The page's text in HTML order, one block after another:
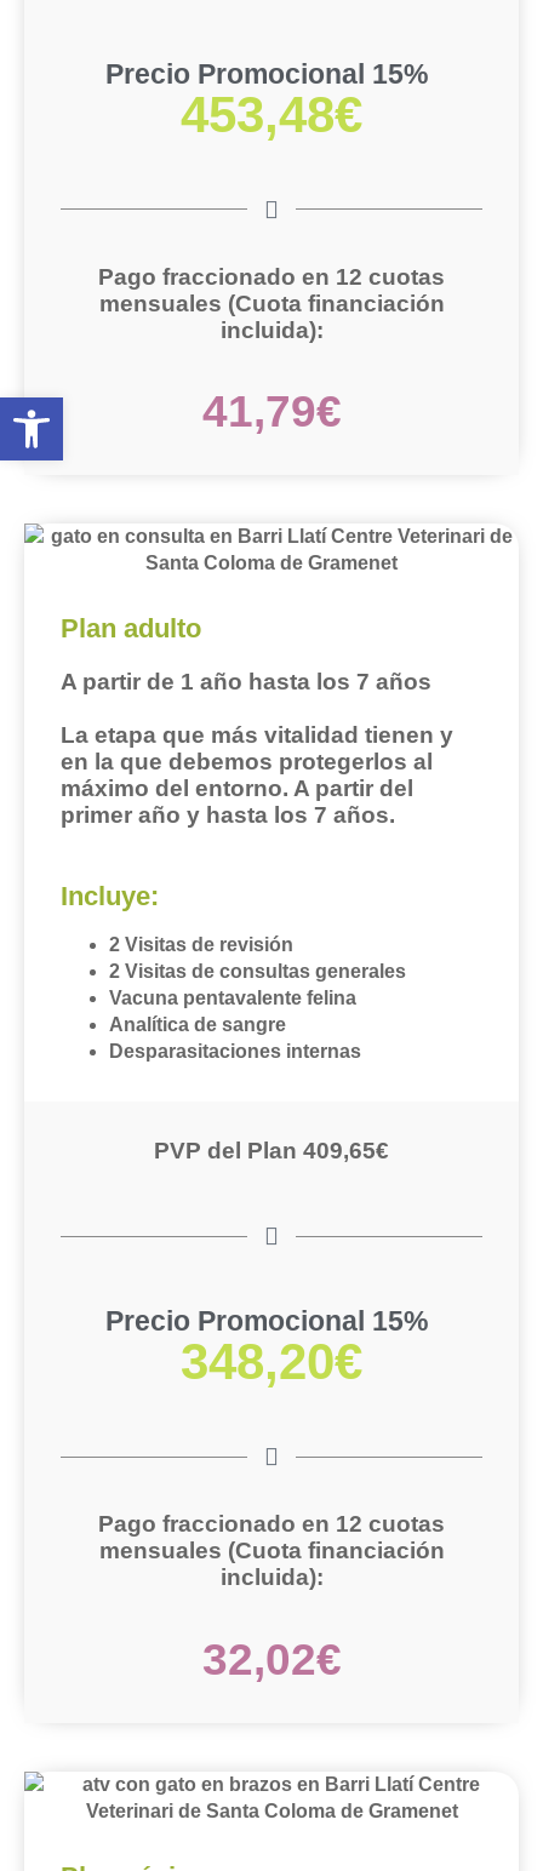
Abrir barra de herramientas
Precio Promocional 15%
453,48€
Pago fraccionado en 12 cuotas
mensuales (Cuota financiación
incluida):
41,79€
Plan adulto
A partir de 1 año hasta los 7 años
La etapa que más vitalidad tienen y
en la que debemos protegerlos al
máximo del entorno. A partir del
primer año y hasta los 7 años.
Incluye:
2 Visitas de revisión
2 Visitas de consultas generales
Vacuna pentavalente felina
Analítica de sangre
Desparasitaciones internas
PVP del Plan 409,65€
Precio Promocional 15%
348,20€
Pago fraccionado en 12 cuotas
mensuales (Cuota financiación
incluida):
32,02€